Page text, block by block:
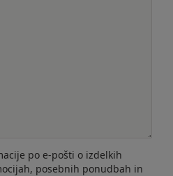
po e-pošti o izdelkih
posebnih ponudbah in